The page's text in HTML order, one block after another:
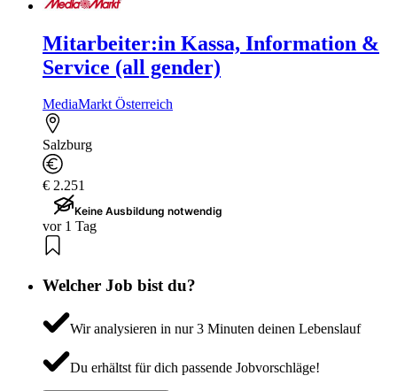
Mitarbeiter:in Kassa, Information &
Service (all gender)
MediaMarkt Österreich
Salzburg
€ 2.251
Keine Ausbildung notwendig
vor 1 Tag
Welcher Job bist du?
Wir analysieren in nur 3 Minuten deinen Lebenslauf
Du erhältst für dich passende Jobvorschläge!